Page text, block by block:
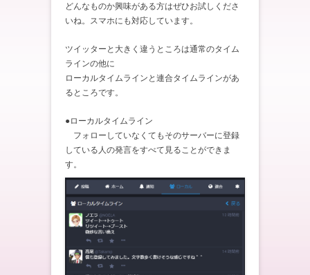
どんなものか興味がある方はぜひお試しくださ
いね。スマホにも対応しています。
ツイッターと大きく違うところは通常のタイム
ラインの他に
ローカルタイムラインと連合タイムラインがあ
るところです。
●ローカルタイムライン
フォローしていなくてもそのサーバーに登録
している人の発言をすべて見ることができま
す。